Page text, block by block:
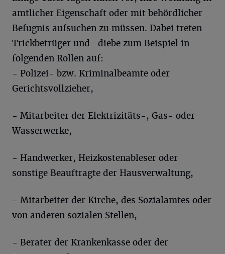
amtlicher Eigenschaft oder mit behördlicher
Befugnis aufsuchen zu müssen. Dabei treten
Trickbetrüger und -diebe zum Beispiel in
folgenden Rollen auf:
- Polizei- bzw. Kriminalbeamte oder
Gerichtsvollzieher,
- Mitarbeiter der Elektrizitäts-, Gas- oder
Wasserwerke,
- Handwerker, Heizkostenableser oder
sonstige Beauftragte der Hausverwaltung,
- Mitarbeiter der Kirche, des Sozialamtes oder
von anderen sozialen Stellen,
- Berater der Krankenkasse oder der